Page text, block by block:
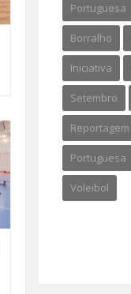
Portuguesa
Borralho
Iniciativa
Setembro
Reportagem
Portuguesa
Voleibol